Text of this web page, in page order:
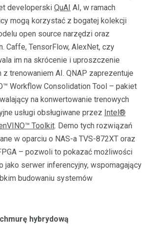
developerski QuAI AI, w ramach
mogą korzystać z bogatej kolekcji
open source narzędzi oraz
Caffe, TensorFlow, AlexNet, czy
im na skrócenie i uproszczenie
trenowaniem AI. QNAP zaprezentuje
Workflow Consolidation Tool – pakiet
na konwertowanie trenowych
usługi obsługiwane przez Intel®
Toolkit. Demo tych rozwiązań
w oparciu o NAS-a TVS-872XT oraz
– pozwoli to pokazać możliwości
jako serwer inferencyjny, wspomagający
budowaniu systemów
hybrydową